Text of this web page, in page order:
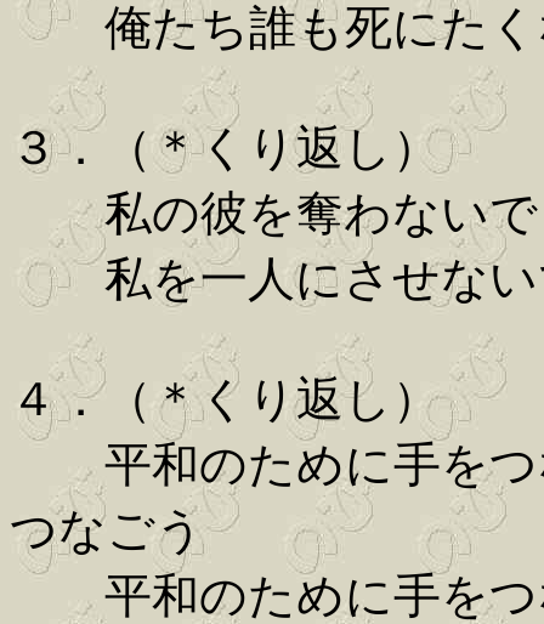
俺たち誰も死にたく
３．（＊くり返し）
私の彼を奪わない
私を一人にさせない
４．（＊くり返し）
平和のために手を
つなごう
平和のために手を